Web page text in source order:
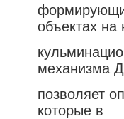
объектах на
механизма
позволяет
которые в